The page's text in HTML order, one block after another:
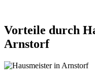
Vorteile durch
Arnstorf